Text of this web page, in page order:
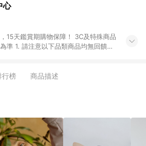
心
15天鑑賞期購物保障！ 3C及特殊商品
回饋：
/拍立得 [2024/6/1起適用] -內接硬
點回饋者 - 購物中心商店之商品：商
費/購物金/超贈點/福利金/紅利折抵/折
宗採購或批發轉賣不具回饋資格： 如
購、批發轉賣而非最終消費使用者，
行榜 商品描述